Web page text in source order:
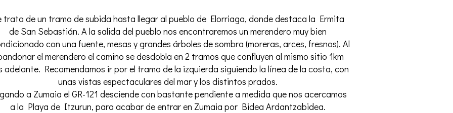
trata de un tramo de subida hasta llegar al pueblo de Elorriaga, donde destaca la Ermita
de San Sebastián. A la salida del pueblo nos encontraremos un merendero muy bien
con una fuente, mesas y grandes árboles de sombra (moreras, arces, fresnos). Al
el merendero el camino se desdobla en 2 tramos que confluyen al mismo sitio 1km
adelante. Recomendamos ir por el tramo de la izquierda siguiendo la línea de la costa, con
unas vistas espectaculares del mar y los distintos prados.
a Zumaia el GR-121 desciende con bastante pendiente a medida que nos acercamos
a la Playa de Itzurun, para acabar de entrar en Zumaia por Bidea Ardantzabidea.